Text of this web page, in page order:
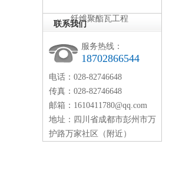
纤维聚酯瓦工程
联系我们
服务热线：
18702866544
电话：028-82746648
传真：028-82746648
邮箱：1610411780@qq.com
地址：四川省成都市彭州市万
护路万家社区（附近）